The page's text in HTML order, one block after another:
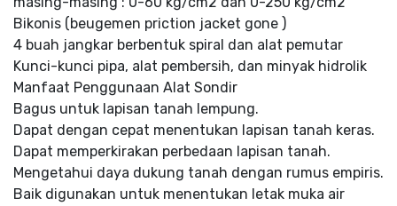
Bikonis (beugemen priction jacket gone )
4 buah jangkar berbentuk spiral dan alat pemutar
Kunci-kunci pipa, alat pembersih, dan minyak hidrolik
Manfaat Penggunaan Alat Sondir
Bagus untuk lapisan tanah lempung.
Dapat dengan cepat menentukan lapisan tanah keras.
Dapat memperkirakan perbedaan lapisan tanah.
Mengetahui daya dukung tanah dengan rumus empiris.
Baik digunakan untuk menentukan letak muka air